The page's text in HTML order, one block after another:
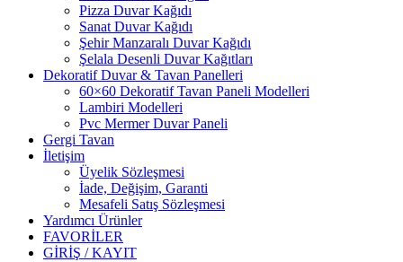
Pizza Duvar Kağıdı
Sanat Duvar Kağıdı
Şehir Manzaralı Duvar Kağıdı
Şelala Desenli Duvar Kağıtları
Dekoratif Duvar & Tavan Panelleri
60×60 Dekoratif Tavan Paneli Modelleri
Lambiri Modelleri
Pvc Mermer Duvar Paneli
Gergi Tavan
İletişim
Üyelik Sözleşmesi
İade, Değişim, Garanti
Mesafeli Satış Sözleşmesi
Yardımcı Ürünler
FAVORİLER
GİRİŞ / KAYIT